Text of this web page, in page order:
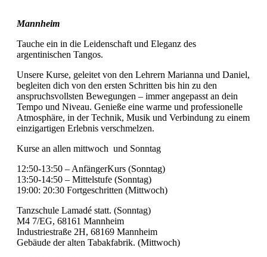
Mannheim
Tauche ein in die Leidenschaft und Eleganz des
argentinischen Tangos.
Unsere Kurse, geleitet von den Lehrern Marianna und Daniel,
begleiten dich von den ersten Schritten bis hin zu den
anspruchsvollsten Bewegungen – immer angepasst an dein
Tempo und Niveau. Genieße eine warme und professionelle
Atmosphäre, in der Technik, Musik und Verbindung zu einem
einzigartigen Erlebnis verschmelzen.
Kurse an allen mittwoch und Sonntag
12:50-13:50 – AnfängerKurs (Sonntag)
13:50-14:50 – Mittelstufe (Sonntag)
19:00: 20:30 Fortgeschritten (Mittwoch)
Tanzschule Lamadé statt. (Sonntag)
M4 7/EG, 68161 Mannheim
Industriestraße 2H, 68169 Mannheim
Gebäude der alten Tabakfabrik. (Mittwoch)